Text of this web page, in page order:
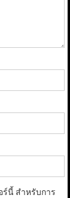
ร์นี้ สำหรับการ